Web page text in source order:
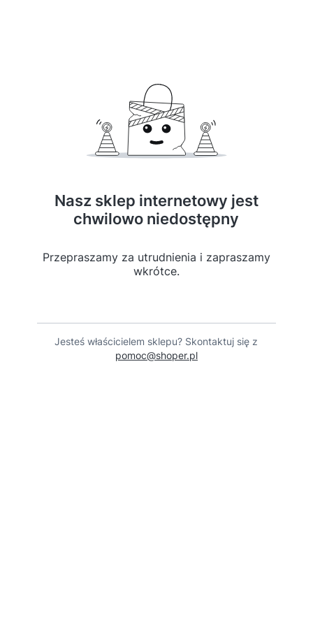
Nasz sklep internetowy jest
chwilowo niedostępny
Przepraszamy za utrudnienia i zapraszamy
wkrótce.
Jesteś właścicielem sklepu? Skontaktuj się z
pomoc@shoper.pl